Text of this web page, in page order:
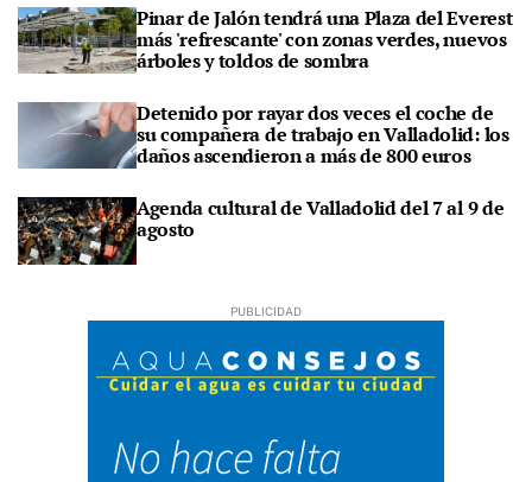
Pinar de Jalón tendrá una Plaza del Everest
más 'refrescante' con zonas verdes, nuevos
árboles y toldos de sombra
Detenido por rayar dos veces el coche de
su compañera de trabajo en Valladolid: los
daños ascendieron a más de 800 euros
Agenda cultural de Valladolid del 7 al 9 de
agosto